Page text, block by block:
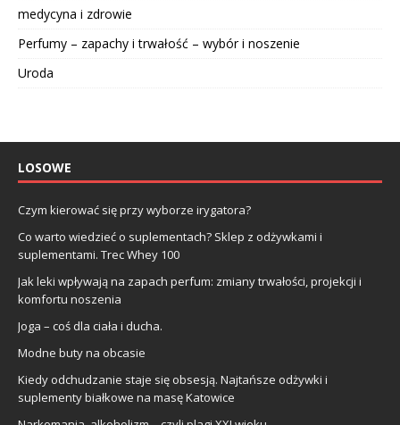
medycyna i zdrowie
Perfumy – zapachy i trwałość – wybór i noszenie
Uroda
LOSOWE
Czym kierować się przy wyborze irygatora?
Co warto wiedzieć o suplementach? Sklep z odżywkami i
suplementami. Trec Whey 100
Jak leki wpływają na zapach perfum: zmiany trwałości, projekcji i
komfortu noszenia
Joga – coś dla ciała i ducha.
Modne buty na obcasie
Kiedy odchudzanie staje się obsesją. Najtańsze odżywki i
suplementy białkowe na masę Katowice